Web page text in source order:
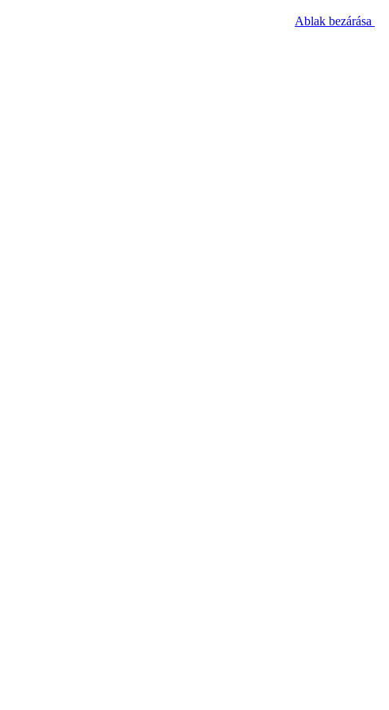
Ablak bezárása